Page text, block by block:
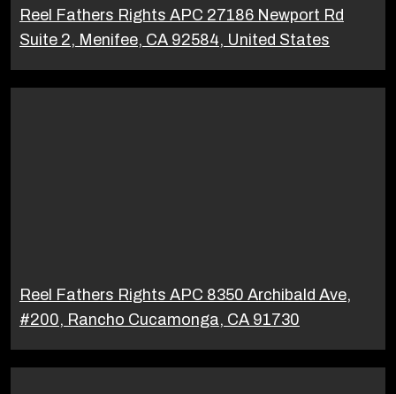
Reel Fathers Rights APC 27186 Newport Rd
Suite 2, Menifee, CA 92584, United States
Reel Fathers Rights APC 8350 Archibald Ave,
#200, Rancho Cucamonga, CA 91730